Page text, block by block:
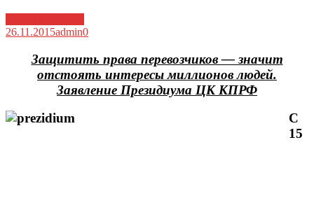
26.11.2015admin0
Защитить права перевозчиков — значит
отстоять интересы миллионов людей.
Заявление Президиума ЦК КПРФ
С
15